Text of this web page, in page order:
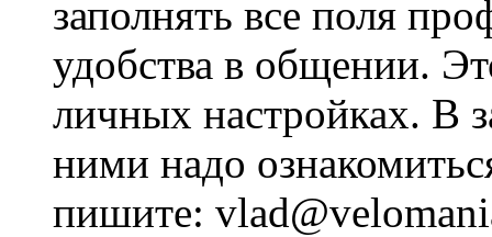
заполнять все поля
удобства в общении.
личных настройках. В
ними надо
пишите: